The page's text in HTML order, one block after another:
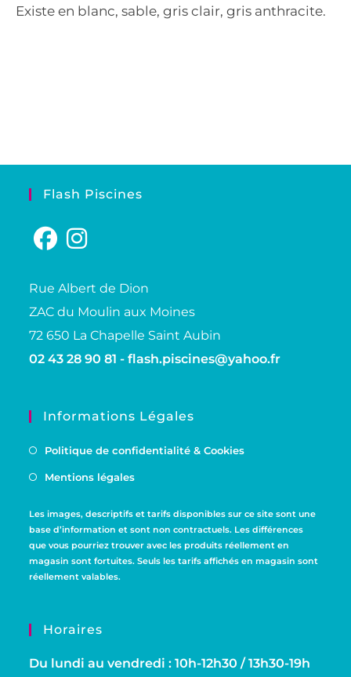
Existe en blanc, sable, gris clair, gris anthracite.
Flash Piscines
Rue Albert de Dion
ZAC du Moulin aux Moines
72 650 La Chapelle Saint Aubin
02 43 28 90 81 -flash.piscines@yahoo.fr
Informations Légales
Politique de confidentialité & Cookies
Mentions légales
Les images, descriptifs et tarifs disponibles sur ce site sont une
base d’information et sont non contractuels. Les différences
que vous pourriez trouver avec les produits réellement en
magasin sont fortuites. Seuls les tarifs affichés en magasin sont
réellement valables.
Horaires
Du lundi au vendredi : 10h-12h30 / 13h30-19h